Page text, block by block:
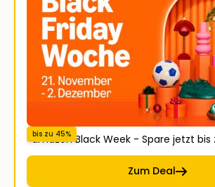
bis zu 45%
amazon Black Week - Spare jetzt bis
Zum Deal